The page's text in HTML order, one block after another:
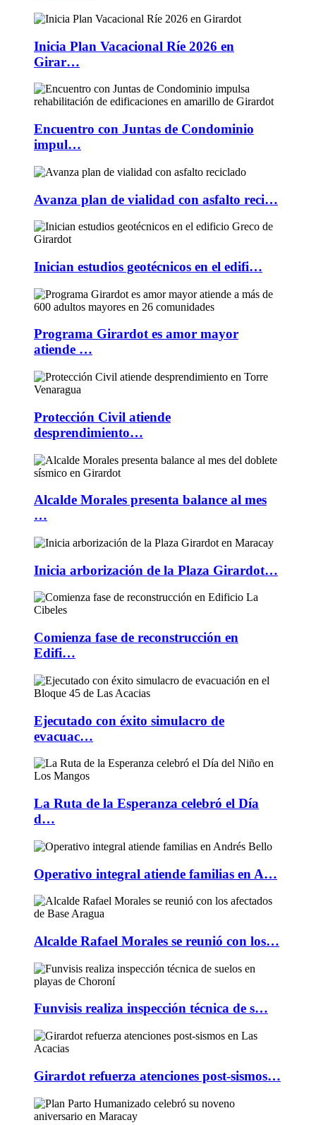
Inicia Plan Vacacional Ríe 2026 en
Girar…
Encuentro con Juntas de Condominio
impul…
Avanza plan de vialidad con asfalto reci…
Inician estudios geotécnicos en el edifi…
Programa Girardot es amor mayor
atiende …
Protección Civil atiende
desprendimiento…
Alcalde Morales presenta balance al mes
…
Inicia arborización de la Plaza Girardot…
Comienza fase de reconstrucción en
Edifi…
Ejecutado con éxito simulacro de
evacuac…
La Ruta de la Esperanza celebró el Día
d…
Operativo integral atiende familias en A…
Alcalde Rafael Morales se reunió con los…
Funvisis realiza inspección técnica de s…
Girardot refuerza atenciones post-sismos…